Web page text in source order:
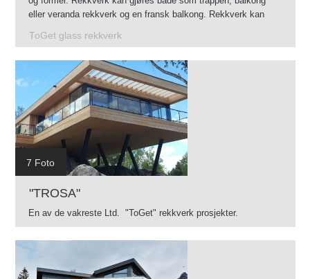
eller veranda rekkverk og en fransk balkong. Rekkverk kan
ToGet glass rekkverk
7 Foto
"TROSA"
En av de vakreste Ltd. "ToGet" rekkverk prosjekter.